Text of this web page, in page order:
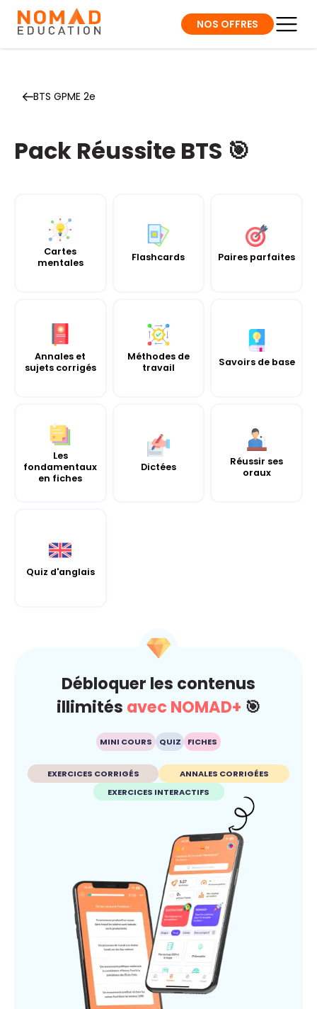
NOS OFFRES
BTS GPME 2e
Pack Réussite BTS 🎯
Cartes
mentales
Flashcards Paires parfaites
Annales et
sujets corrigés
Méthodes de
travail
Savoirs de base
Les
fondamentaux
en fiches
Dictées
Réussir ses
oraux
Quiz d'anglais
Débloquer les contenus
illimités avec NOMAD+ 🎯
MINI COURS QUIZ FICHES
EXERCICES CORRIGÉS
ANNALES CORRIGÉES
EXERCICES INTERACTIFS